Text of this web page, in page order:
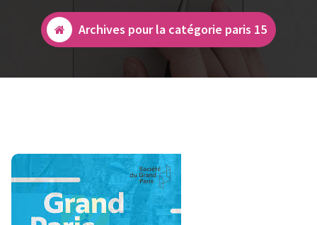
Archives pour la catégorie paris 15